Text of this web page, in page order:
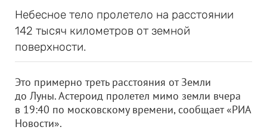
Небесное тело пролетело на расстоянии
142 тысяч километров от земной
поверхности.
Это примерно треть расстояния от Земли
до Луны.Астероид пролетел мимо земли вчера
в 19:40 по московскому времени, сообщает «РИА
Новости».